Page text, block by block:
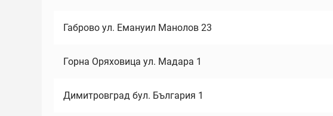
Габрово ул. Емануил Манолов 23
Горна Оряховица ул. Мадара 1
Димитровград бул. България 1